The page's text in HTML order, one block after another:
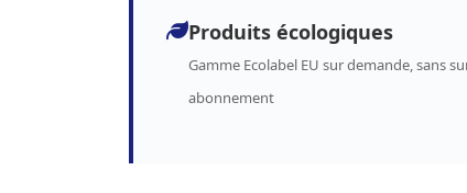
Produits écologiques
Gamme Ecolabel EU sur demande, sans
abonnement